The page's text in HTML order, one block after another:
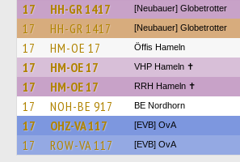
17 HH-GR 1417 [Neubauer] Globetrotter
17 HH-GR 1417 [Neubauer] Globetrotter
17 HM-OE 17 Öffis Hameln
17 HM-OE 17 VHP Hameln ✝
17 HM-OE 17 RRH Hameln ✝
17 NOH-BE 917 BE Nordhorn
17 OHZ-VA 117 [EVB] OvA
17 ROW-VA 117 [EVB] OvA